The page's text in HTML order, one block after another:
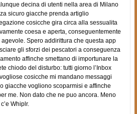
decina di utenti nella area di Milano
sicuro giacche prenda artiglio
cosicche gira circa alla sessualita
coesa e aperta, conseguentemente
Spero addirittura che questa app
gli sforzi dei pescatori a conseguenza
affinche smettano di importunare la
chiodo del disturbo: tutti giorno l’Inbox
cosicche mi mandano messaggi
giacche vogliono scoparmisi e affinche
me. Non dato che ne puo ancora. Meno
Whiplr.